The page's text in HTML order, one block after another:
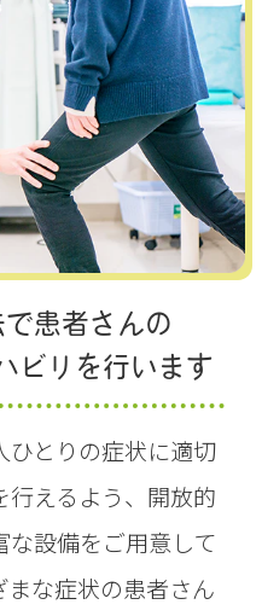
で患者さんの
ビリを行います
ひとりの症状に適切
えるよう、開放的
設備をご用意して
な症状の患者さん